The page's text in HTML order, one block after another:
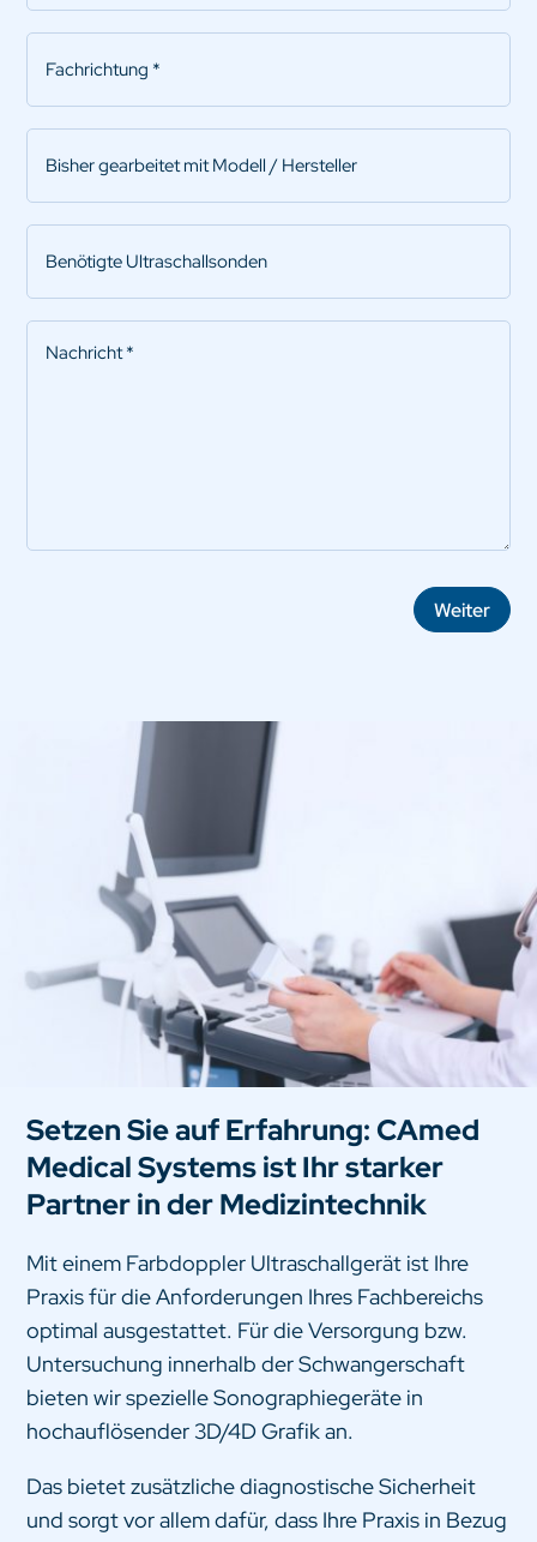
Fachrichtung
Bisher
gearbeitet
mit
Modell
Hersteller
Benötigte
Ultraschallsonden
Nachricht
Weiter
Setzen Sie auf Erfahrung: CAmed
Medical Systems ist Ihr starker
Partner in der Medizintechnik
Mit einem Farbdoppler Ultraschallgerät ist Ihre
Praxis für die Anforderungen Ihres Fachbereichs
optimal ausgestattet. Für die Versorgung bzw.
Untersuchung innerhalb der Schwangerschaft
bieten wir spezielle Sonographiegeräte in
hochauflösender 3D/4D Grafik an.
Das bietet zusätzliche diagnostische Sicherheit
und sorgt vor allem dafür, dass Ihre Praxis in Bezug